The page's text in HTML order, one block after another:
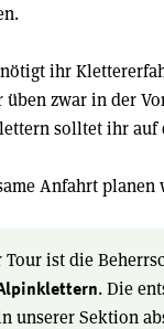
ihr
zwar in der
solltet ihr
Anfahrt
ist die
. Die
unserer Sektion